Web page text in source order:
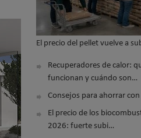
El precio del pellet vuelve a
Recuperadores de calor:
funcionan y cuándo son…
Consejos para ahorrar
El precio de los
2026: fuerte subi…